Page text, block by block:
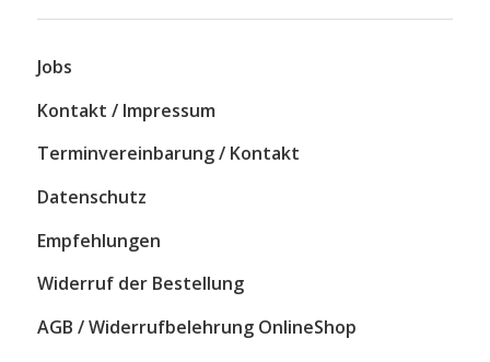
09:30 – 14:30 Uhr